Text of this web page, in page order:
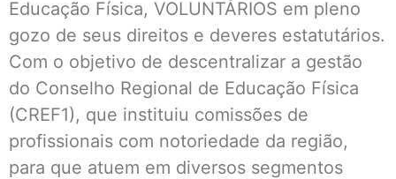
Educação Física, VOLUNTÁRIOS em pleno
gozo de seus direitos e deveres estatutários.
Com o objetivo de descentralizar a gestão
do Conselho Regional de Educação Física
(CREF1), que instituiu comissões de
profissionais com notoriedade da região,
para que atuem em diversos segmentos